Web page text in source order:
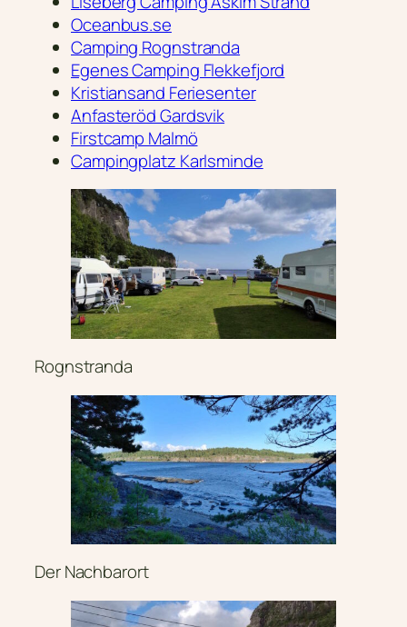
Oceanbus.se
Camping Rognstranda
Egenes Camping Flekkefjord
Kristiansand Feriesenter
Anfasteröd Gardsvik
Firstcamp Malmö
Campingplatz Karlsminde
Rognstranda
Der Nachbarort